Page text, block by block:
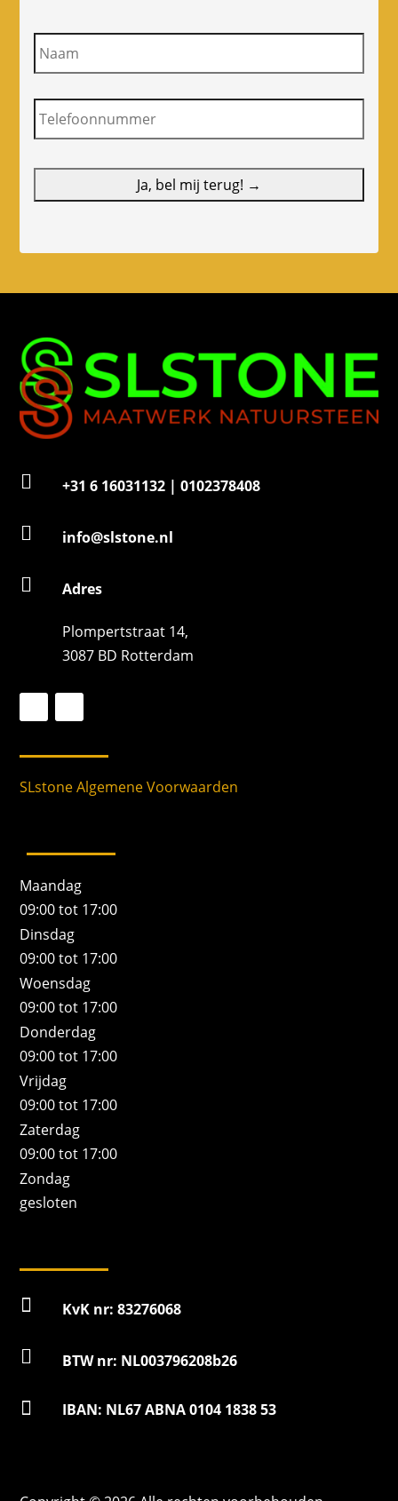
N
a
T
e
f
o
u
m
 +31 6 16031132 | 0102378408
 info@slstone.nl
 Adres
Plompertstraat 14,
3087 BD Rotterdam
SLstone Algemene Voorwaarden
Maandag
09:00 tot 17:00
Dinsdag
09:00 tot 17:00
Woensdag
09:00 tot 17:00
Donderdag
09:00 tot 17:00
Vrijdag
09:00 tot 17:00
Zaterdag
09:00 tot 17:00
Zondag
gesloten
 KvK nr: 83276068
 BTW nr: NL003796208b26
 IBAN: NL67 ABNA 0104 1838 53